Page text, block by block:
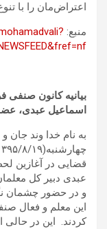
اعتراض‌مان را با
منبع:
بیانیه کانون
اسماعیل عبدی،
به نام خدا وند جان
قضایی در آغازین
عبدی دبیر کل
و در حضور چشمان
این معلم و فعال
کردند. این در